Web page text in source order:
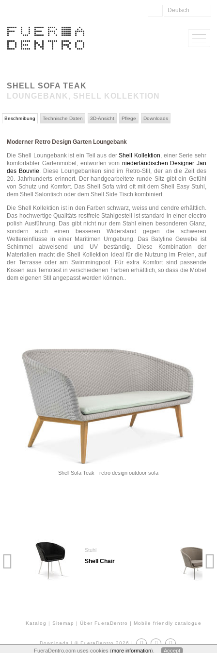
SHELL SOFA TEAK
LOUNGEBANK, SHELL KOLLEKTION
Beschreibung Technische Daten 3D-Ansicht Pflege Downloads
Moderner Retro Design Garten Loungebank
Die Shell Loungebank ist ein Teil aus derShell Kollektion, einer Serie sehr
komfortabler Gartenmöbel, entworfen vom niederländischen Designer Jan
des Bouvrie. Diese Loungebanken sind im Retro-Stil, der an die Zeit des
20. Jahrhunderts erinnert. Der handgearbeitete runde Sitz gibt ein Gefühl
von Schutz und Komfort. Das Shell Sofa wird oft mit dem Shell Easy Stuhl,
dem Shell Salontisch oder dem Shell Side Tisch kombiniert.
Die Shell Kollektion ist in den Farben schwarz, weiss und cendre erhältlich.
Das hochwertige Qualitäts rostfreie Stahlgestell ist standard in einer electro
polish Ausführung. Das gibt nicht nur dem Stahl einen besonderen Glanz,
sondern auch einen besseren Widerstand gegen die schweren
Wettereinflüsse in einer Maritimen Umgebung. Das Batyline Gewebe ist
Schimmel abweisend und UV beständig. Diese Kombination der
Materialien macht die Shell Kollektion ideal für die Nutzung im Freien, auf
der Terrasse oder am Swimmingpool. Für extra Komfort sind passende
Kissen aus Temotest in verschiedenen Farben erhältlich, so dass die Möbel
dem eigenen Stil angepasst werden können..
Shell Sofa Teak - retro design outdoor sofa
Deutsch
Katalog |Sitemap |Über FueraDentro | Mobile friendly catalogue
Downloads |© FueraDentro 2026 |
Stuhl
Shell Chair
FueraDentro.com uses cookies (more information). Accept